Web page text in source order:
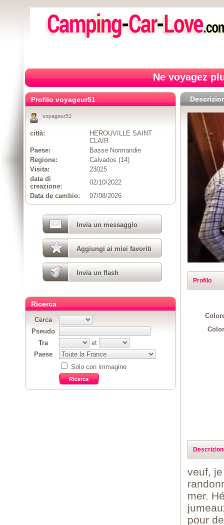
Ne voyagez
Profilo
veuf,
mer.
pour
Profilo voyageur51
voyageur51
città:
HEROUVILLE SAINT
CLAIR
Paese:
Basse Normandie
Regione:
Calvados (14)
Visita:
23025
data di
creazione:
02/10/2022
Data de cambio:
07/08/2026
Invia un messaggio
Aggiungi ai miei favoriti
Invia un flash
Ricerca
Cerca
Pseudo
Tra
et
Paese
Solo con immagine